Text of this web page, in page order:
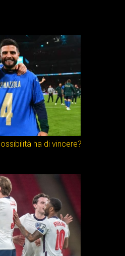
ha di vincere?